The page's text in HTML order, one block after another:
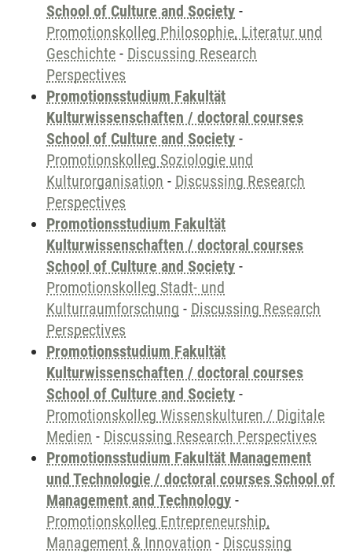
School of Culture and Society -
Promotionskolleg Philosophie, Literatur und
Geschichte - Discussing Research
Perspectives
Promotionsstudium Fakultät
Kulturwissenschaften / doctoral courses
School of Culture and Society -
Promotionskolleg Soziologie und
Kulturorganisation - Discussing Research
Perspectives
Promotionsstudium Fakultät
Kulturwissenschaften / doctoral courses
School of Culture and Society -
Promotionskolleg Stadt- und
Kulturraumforschung - Discussing Research
Perspectives
Promotionsstudium Fakultät
Kulturwissenschaften / doctoral courses
School of Culture and Society -
Promotionskolleg Wissenskulturen / Digitale
Medien - Discussing Research Perspectives
Promotionsstudium Fakultät Management
und Technologie / doctoral courses School of
Management and Technology -
Promotionskolleg Entrepreneurship,
Management & Innovation - Discussing